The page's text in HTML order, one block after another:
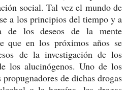
social. Tal vez el mundo de
a los principios del tiempo y a
de los deseos de la mente
que en los próximos años se
de la investigación de los
los alucinógenos. Uno de los
de dichas drogas